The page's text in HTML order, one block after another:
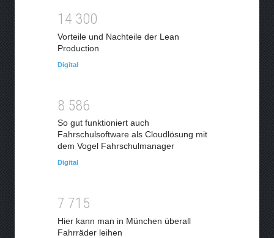
1 4 300
Vorteile und Nachteile der Lean
Production
Digital
8 586
So gut funktioniert auch
Fahrschulsoftware als Cloudlösung mit
dem Vogel Fahrschulmanager
Digital
7 71 5
Hier kann man in München überall
Fahrräder leihen